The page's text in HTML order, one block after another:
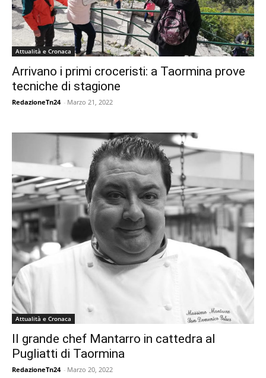
Attualità e Cronaca
Arrivano i primi croceristi: a Taormina prove
tecniche di stagione
RedazioneTn24 - Marzo 21, 2022
Attualità e Cronaca
Il grande chef Mantarro in cattedra al
Pugliatti di Taormina
RedazioneTn24 - Marzo 20, 2022